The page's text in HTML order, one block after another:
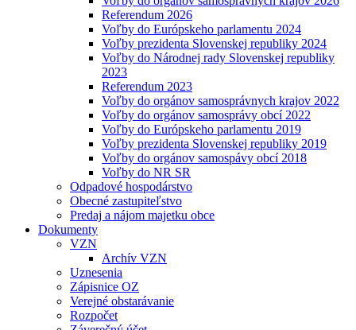
Referendum 2026
Voľby do Európskeho parlamentu 2024
Voľby prezidenta Slovenskej republiky 2024
Voľby do Národnej rady Slovenskej republiky
2023
Referendum 2023
Voľby do orgánov samosprávnych krajov 2022
Voľby do orgánov samosprávy obcí 2022
Voľby do Európskeho parlamentu 2019
Voľby prezidenta Slovenskej republiky 2019
Voľby do orgánov samospávy obcí 2018
Voľby do NR SR
Odpadové hospodárstvo
Obecné zastupiteľstvo
Predaj a nájom majetku obce
Dokumenty
VZN
Archív VZN
Uznesenia
Zápisnice OZ
Verejné obstarávanie
Rozpočet